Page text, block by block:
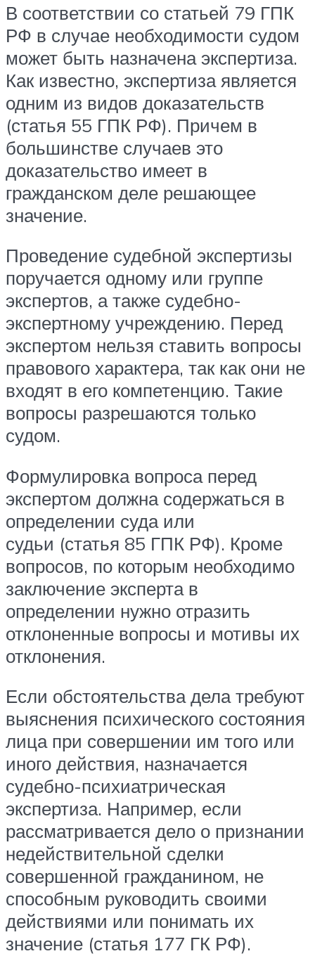
В соответствии со статьей 79 ГПК
РФ в случае необходимости судом
может быть назначена экспертиза.
Как известно, экспертиза является
одним из видов доказательств
(статья 55 ГПК РФ). Причем в
большинстве случаев это
доказательство имеет в
гражданском деле решающее
значение.
Проведение судебной экспертизы
поручается одному или группе
экспертов, а также судебно-
экспертному учреждению. Перед
экспертом нельзя ставить вопросы
правового характера, так как они не
входят в его компетенцию. Такие
вопросы разрешаются только
судом.
Формулировка вопроса перед
экспертом должна содержаться в
определении суда или
судьи (статья 85 ГПК РФ). Кроме
вопросов, по которым необходимо
заключение эксперта в
определении нужно отразить
отклоненные вопросы и мотивы их
отклонения.
Если обстоятельства дела требуют
выяснения психического состояния
лица при совершении им того или
иного действия, назначается
судебно-психиатрическая
экспертиза. Например, если
рассматривается дело о признании
недействительной сделки
совершенной гражданином, не
способным руководить своими
действиями или понимать их
значение (статья 177 ГК РФ).